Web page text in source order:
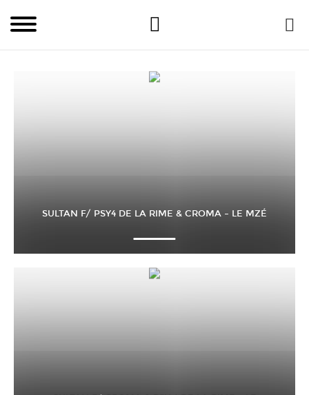
SULTAN F/ PSY4 DE LA RIME & CROMA – LE MZÉ